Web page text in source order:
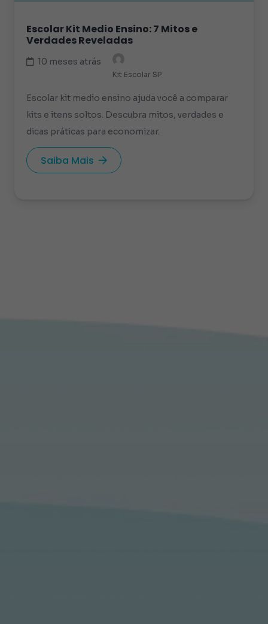
Escolar Kit Medio Ensino: 7 Mitos e
Verdades Reveladas
10 meses atrás
Kit Escolar SP
Escolar kit medio ensino ajuda você a comparar
kits e itens soltos. Descubra mitos, verdades e
dicas práticas para economizar.
Saiba Mais